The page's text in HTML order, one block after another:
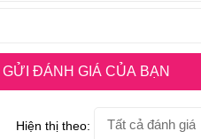
GỬI ĐÁNH GIÁ CỦA BẠN
Hiện thị theo: